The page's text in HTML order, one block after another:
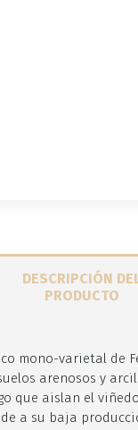
DESCRIPCIÓN
PRODUCTO
mono-varietal
arenosos y
que aislan el
a su baja